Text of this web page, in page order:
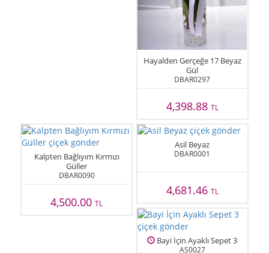
Hayalden Gerçeğe 17 Beyaz
Gül
DBAR0297
4,398.88 TL
Kalpten Bağlıyım Kırmızı
Güller
DBAR0090
4,500.00TL
Asil Beyaz
DBAR0001
4,681.46 TL
Bayi İçin Ayaklı Sepet 3
AS0027